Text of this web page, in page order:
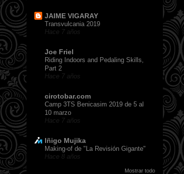
JAIME VIGARAY
Transvulcania 2019
Hace 7 años
Joe Friel
Riding Indoors and Pedaling Skills,
Part 2
Hace 7 años
cirotobar.com
Camp 3TS Benicasim 2019 de 5 al
10 marzo
Hace 7 años
Iñigo Mujika
Making-of de "La Revisión Gigante"
Hace 8 años
Mostrar todo